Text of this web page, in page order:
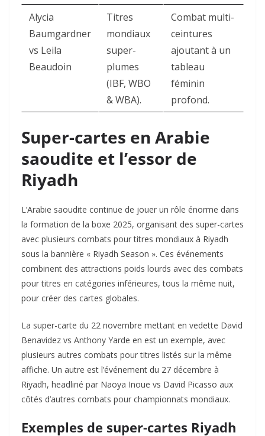
Alycia
Baumgardner
vs Leila
Beaudoin
Titres
mondiaux
super-
plumes
(IBF, WBO
& WBA).
Combat multi-
ceintures
ajoutant à un
tableau
féminin
profond.
Super-cartes en Arabie
saoudite et l’essor de
Riyadh
L’Arabie saoudite continue de jouer un rôle énorme dans
la formation de la boxe 2025, organisant des super-cartes
avec plusieurs combats pour titres mondiaux à Riyadh
sous la bannière « Riyadh Season ». Ces événements
combinent des attractions poids lourds avec des combats
pour titres en catégories inférieures, tous la même nuit,
pour créer des cartes globales.
La super-carte du 22 novembre mettant en vedette David
Benavidez vs Anthony Yarde en est un exemple, avec
plusieurs autres combats pour titres listés sur la même
affiche. Un autre est l’événement du 27 décembre à
Riyadh, headliné par Naoya Inoue vs David Picasso aux
côtés d’autres combats pour championnats mondiaux.
Exemples de super-cartes Riyadh